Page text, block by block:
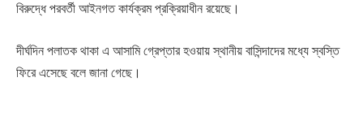
বিরুদ্ধে পরবর্তী আইনগত কার্যক্রম প্রক্রিয়াধীন রয়েছে।
দীর্ঘদিন পলাতক থাকা এ আসামি গ্রেপ্তার হওয়ায় স্থানীয় বাসিন্দাদের মধ্যে স্বস্তি
ফিরে এসেছে বলে জানা গেছে।